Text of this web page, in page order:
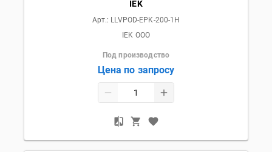
IEK
Арт.: LLVPOD-EPK-200-1H
IEK OOO
Под производство
Цена по запросу